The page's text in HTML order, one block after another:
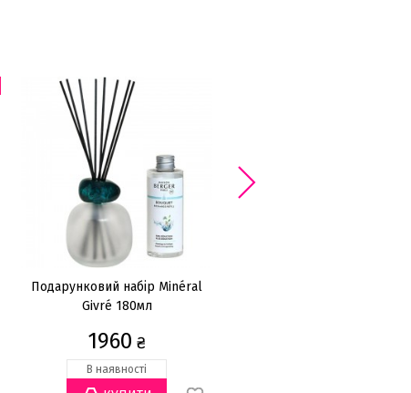
Подарунковий набір Minéral
Givré 180мл
1960 ₴
В наявності